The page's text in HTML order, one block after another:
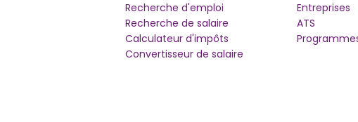
Recherche d'emploi
Recherche de salaire
Calculateur d'impôts
Convertisseur de salaire
Entreprises
ATS